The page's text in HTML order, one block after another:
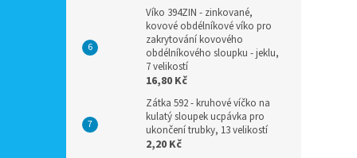
Víko 394ZIN - zinkované,
kovové obdélníkové víko pro
zakrytování kovového
obdélníkového sloupku - jeklu,
7 velikostí
16,80 Kč
Zátka 592 - kruhové víčko na
kulatý sloupek ucpávka pro
ukončení trubky, 13 velikostí
2,20 Kč